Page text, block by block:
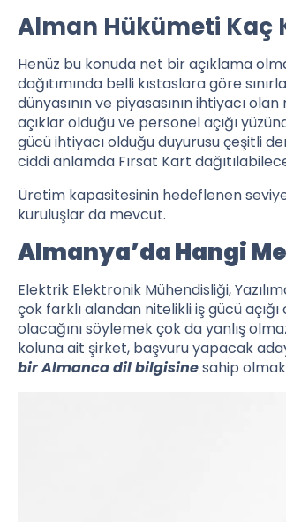
Alman Hükümeti Kaç
Henüz bu konuda net bir açıklama
dağıtımında belli kıstaslara göre
dünyasının ve piyasasının ihtiyacı
açıklar olduğu ve personel açığı
gücü ihtiyacı olduğu duyurusu çeşitli
ciddi anlamda Fırsat Kart
Üretim kapasitesinin hedeflenen
kuruluşlar da mevcut.
Almanya’da Hangi
Elektrik Elektronik Mühendisliği,
çok farklı alandan nitelikli iş gücü
olacağını söylemek çok da yanlış
koluna ait şirket, başvuru yapacak
bir Almanca dil bilgisinesahip